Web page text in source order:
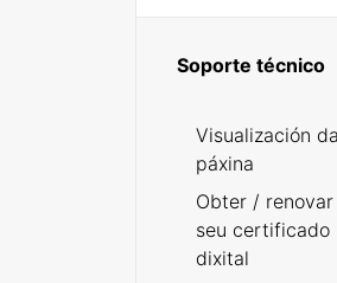
Soporte técnico
Visualización da
páxina
Obter / renovar
seu certificado
dixital